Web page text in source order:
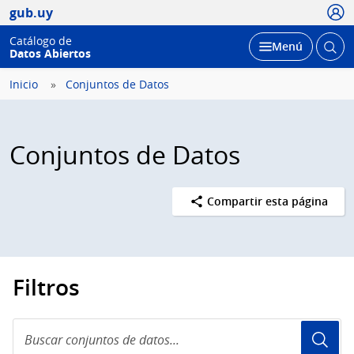
gub.uy
Catálogo de
Datos Abiertos
Desplegar
Menú Abrir
Inicio Conjuntos de Datos
Conjuntos de Datos
Compartir esta página
Filtros
conjuntos